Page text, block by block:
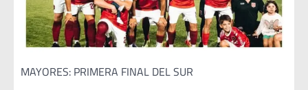
MAYORES: PRIMERA FINAL DEL SUR